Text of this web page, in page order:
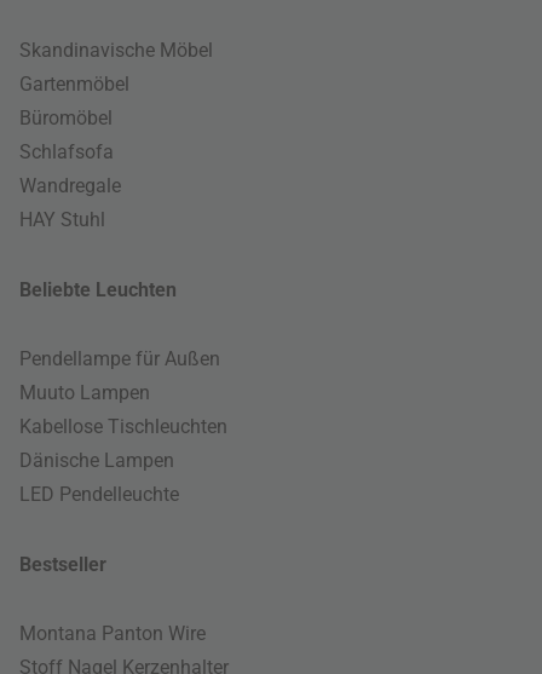
Skandinavische Möbel
Gartenmöbel
Büromöbel
Schlafsofa
Wandregale
HAY Stuhl
Beliebte Leuchten
Pendellampe für Außen
Muuto Lampen
Kabellose Tischleuchten
Dänische Lampen
LED Pendelleuchte
Bestseller
Montana Panton Wire
Stoff Nagel Kerzenhalter